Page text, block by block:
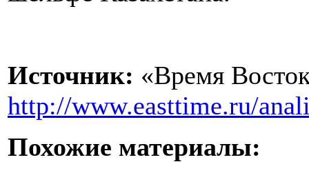
Источник: «Время
http://www.easttime.ru/
Похожие материалы: